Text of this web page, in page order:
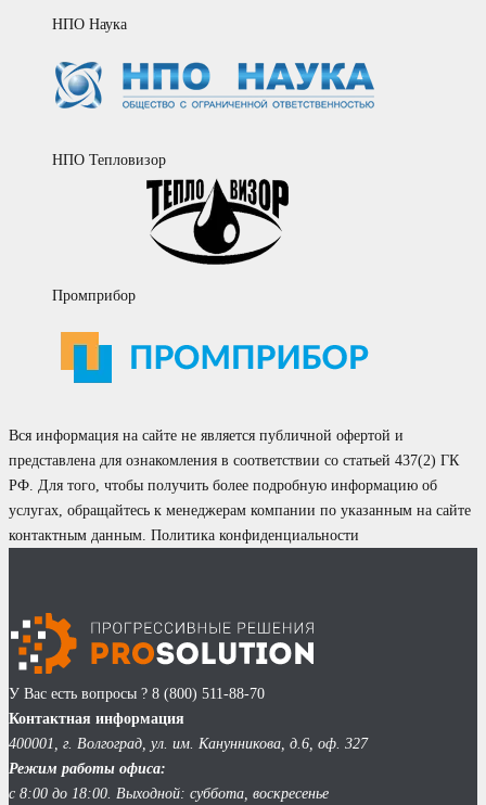
НПО Наука
НПО Тепловизор
Промприбор
Вся информация на сайте не является публичной офертой и
представлена для ознакомления в соответствии со статьей 437(2) ГК
РФ. Для того, чтобы получить более подробную информацию об
услугах, обращайтесь к менеджерам компании по указанным на сайте
контактным данным. Политика конфиденциальности
У Вас есть вопросы ? 8 (800) 511-88-70
Контактная информация
400001, г. Волгоград, ул. им. Канунникова, д.6, оф. 327
Режим работы офиса:
с 8:00 до 18:00. Выходной: суббота, воскресенье